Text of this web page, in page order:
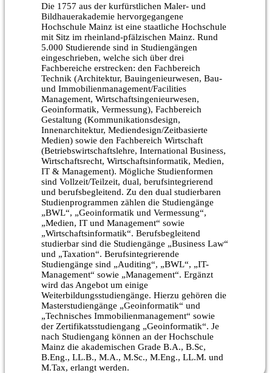
Die 1757 aus der kurfürstlichen Maler- und
Bildhauerakademie hervorgegangene
Hochschule Mainz ist eine staatliche Hochschule
mit Sitz im rheinland-pfälzischen Mainz. Rund
5.000 Studierende sind in Studiengängen
eingeschrieben, welche sich über drei
Fachbereiche erstrecken: den Fachbereich
Technik (Architektur, Bauingenieurwesen, Bau-
und Immobilienmanagement/Facilities
Management, Wirtschaftsingenieurwesen,
Geoinformatik, Vermessung), Fachbereich
Gestaltung (Kommunikationsdesign,
Innenarchitektur, Mediendesign/Zeitbasierte
Medien) sowie den Fachbereich Wirtschaft
(Betriebswirtschaftslehre, International Business,
Wirtschaftsrecht, Wirtschaftsinformatik, Medien,
IT & Management). Mögliche Studienformen
sind Vollzeit/Teilzeit, dual, berufsintegrierend
und berufsbegleitend. Zu den dual studierbaren
Studienprogrammen zählen die Studiengänge
„BWL“, „Geoinformatik und Vermessung“,
„Medien, IT und Management“ sowie
„Wirtschaftsinformatik“. Berufsbegleitend
studierbar sind die Studiengänge „Business Law“
und „Taxation“. Berufsintegrierende
Studiengänge sind „Auditing“, „BWL“, „IT-
Management“ sowie „Management“. Ergänzt
wird das Angebot um einige
Weiterbildungsstudiengänge. Hierzu gehören die
Masterstudiengänge „Geoinformatik“ und
„Technisches Immobilienmanagement“ sowie
der Zertifikatsstudiengang „Geoinformatik“. Je
nach Studiengang können an der Hochschule
Mainz die akademischen Grade B.A., B.Sc,
B.Eng., LL.B., M.A., M.Sc., M.Eng., LL.M. und
M.Tax, erlangt werden.